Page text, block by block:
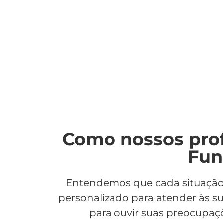
Como nossos
Entendemos que cada
personalizado para atender às
para ouvir suas